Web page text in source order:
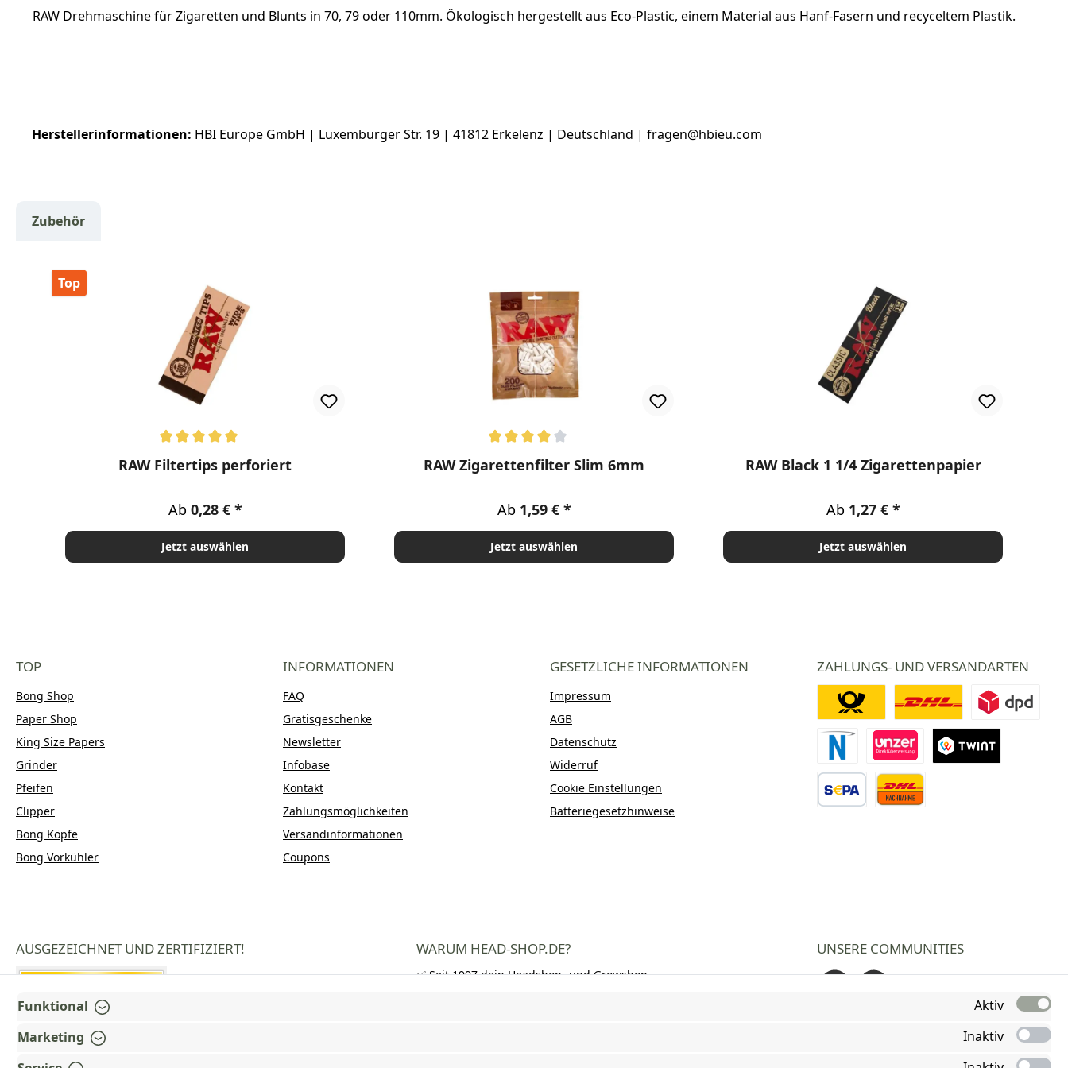
RAW Drehmaschine für Zigaretten und Blunts in 70, 79 oder 110mm. Ökologisch hergestellt aus Eco-Plastic, einem Material aus Hanf-Fasern und recyceltem Plastik.
Herstellerinformationen: HBI Europe GmbH | Luxemburger Str. 19 | 41812 Erkelenz | Deutschland | fragen@hbieu.com
Zubehör
Produktgalerie überspringen
Top
Durchschnittliche Bewertung von 5 von 5 Sternen
RAW Filtertips perforiert
Regulärer Preis:
Ab 0,28 €
Jetzt auswählen
Durchschnittliche Bewertung von 4 von 5 Sternen
RAW Zigarettenfilter Slim 6mm
Regulärer Preis:
Ab 1,59 €
Jetzt auswählen
RAW Black 1 1/4 Zigarettenpapier
Regulärer Preis:
Ab 1,27 €
Jetzt auswählen
TOP
Bong Shop
Paper Shop
King Size Papers
Grinder
Pfeifen
Clipper
Bong Köpfe
Bong Vorkühler
INFORMATIONEN
FAQ
Gratisgeschenke
Newsletter
Infobase
Kontakt
Zahlungsmöglichkeiten
Versandinformationen
Coupons
GESETZLICHE INFORMATIONEN
Impressum
AGB
Datenschutz
Widerruf
Cookie Einstellungen
Batteriegesetzhinweise
ZAHLUNGS- UND VERSANDARTEN
Novalnet ZahlungDirektüberweisung
Deutsche PostDHL DPD
AUSGEZEICHNET UND ZERTIFIZIERT! WARUM HEAD-SHOP.DE?
✅ Seit 1997 dein Headshop- und Growshop-
UNSERE COMMUNITIES
Funktional
Aktiv
Marketing
Inaktiv